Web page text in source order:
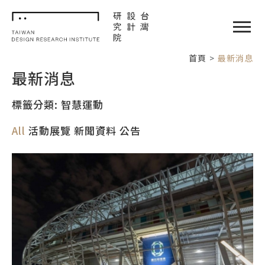
TDRI
單
首頁 最新消息
最新消息
標籤分類: 智慧運動
All 活動展覽 新聞資料 公告